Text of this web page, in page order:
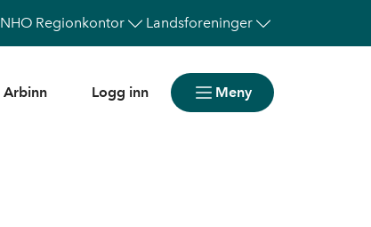
NHO Regionkontor Landsforeninger
Arbinn Logg inn Meny